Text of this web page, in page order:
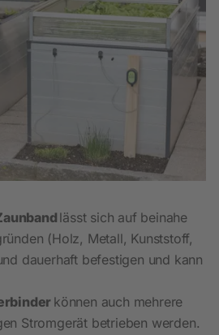
lässt sich auf beinahe
(Holz, Metall, Kunststoff,
dauerhaft befestigen und kann
können auch mehrere
Stromgerät betrieben werden.